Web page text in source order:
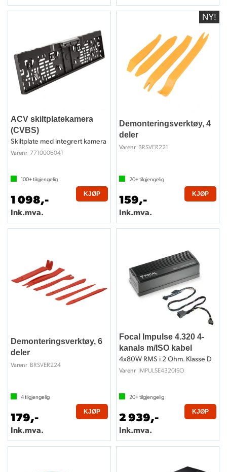
ACV skiltplatekamera
(CVBS)
Skiltplate med integrert kamera
Varenr 7710006041
100+tilgjengelig
1 098,-
Ink.mva.
KJØP
Demonteringsverktøy, 4
deler
Varenr BRSVER221
20+tilgjengelig
159,-
Ink.mva.
KJØP
Demonteringsverktøy, 6
deler
Varenr BRSVER224
4tilgjengelig
179,-
Ink.mva.
KJØP
Focal Impulse 4.320 4-
kanals m/ISO kabel
4x80W RMS i 2 Ohm. Klasse D
Varenr IMPULSE4320ISO
20+tilgjengelig
2 939,-
Ink.mva.
KJØP